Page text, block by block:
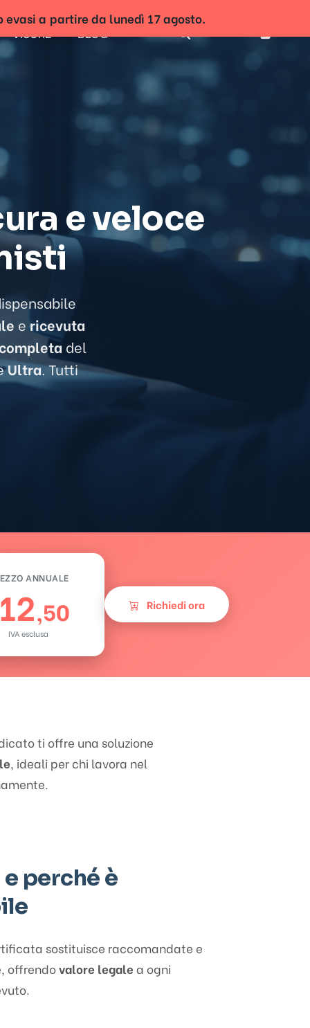
VISURE BLOG
e veloce
e ricevuta
del
Ultra. Tutti
ANNUALE
,50
IVA esclusa
Richiedi ora
ti offre una soluzione
, ideali per chi lavora nel
e perché è
sostituisce raccomandate e
offrendovalore legale a ogni
a partire da lunedì 17 agosto.